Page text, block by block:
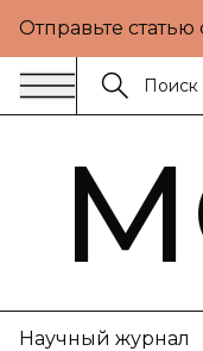
Отправьте
Научный журнал